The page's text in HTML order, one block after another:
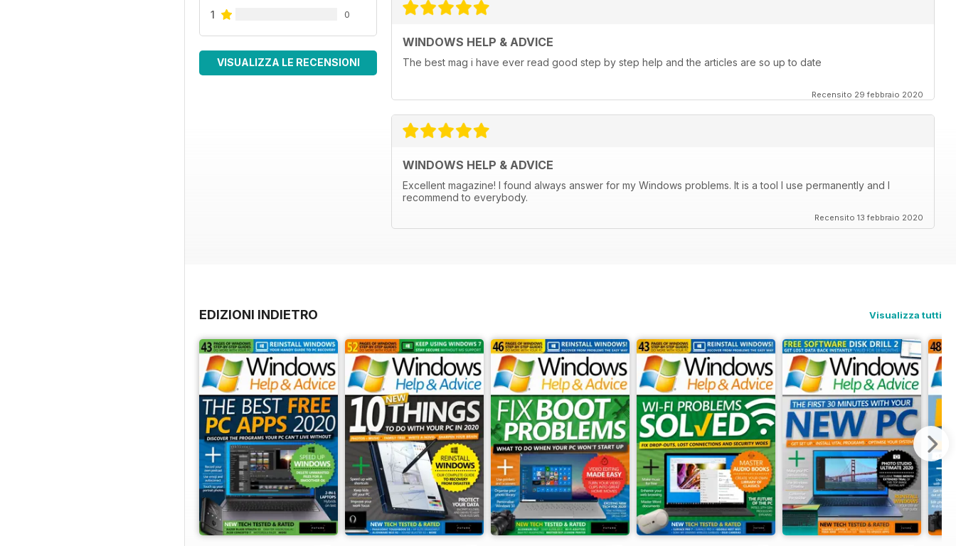
1 0
VISUALIZZA LE RECENSIONI
WINDOWS HELP & ADVICE
The best mag i have ever read good step by step help and the articles are so up to date
Recensito 29 febbraio 2020
WINDOWS HELP & ADVICE
Excellent magazine! I found always answer for my Windows problems. It is a tool I use permanently and I
recommend to everybody.
Recensito 13 febbraio 2020
EDIZIONI INDIETRO Visualizza tutti